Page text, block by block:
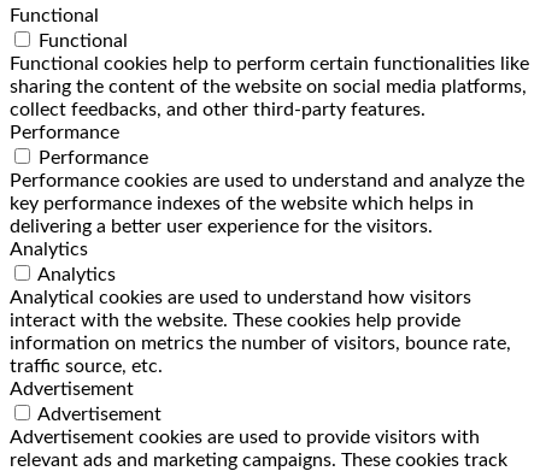
Functional
Functional
Functional cookies help to perform certain functionalities like
sharing the content of the website on social media platforms,
collect feedbacks, and other third-party features.
Performance
Performance
Performance cookies are used to understand and analyze the
key performance indexes of the website which helps in
delivering a better user experience for the visitors.
Analytics
Analytics
Analytical cookies are used to understand how visitors
interact with the website. These cookies help provide
information on metrics the number of visitors, bounce rate,
traffic source, etc.
Advertisement
Advertisement
Advertisement cookies are used to provide visitors with
relevant ads and marketing campaigns. These cookies track